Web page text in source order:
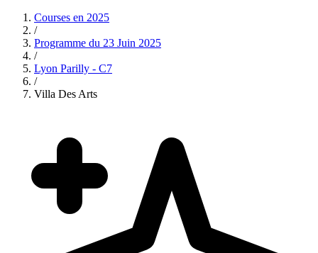
Courses en 2025
/
Programme du 23 Juin 2025
/
Lyon Parilly - C7
/
Villa Des Arts